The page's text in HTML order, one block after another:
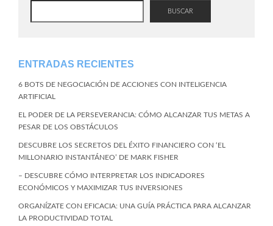
BUSCAR
ENTRADAS RECIENTES
6 BOTS DE NEGOCIACIÓN DE ACCIONES CON INTELIGENCIA
ARTIFICIAL
EL PODER DE LA PERSEVERANCIA: CÓMO ALCANZAR TUS METAS A
PESAR DE LOS OBSTÁCULOS
DESCUBRE LOS SECRETOS DEL ÉXITO FINANCIERO CON ‘EL
MILLONARIO INSTANTÁNEO’ DE MARK FISHER
– DESCUBRE CÓMO INTERPRETAR LOS INDICADORES
ECONÓMICOS Y MAXIMIZAR TUS INVERSIONES
ORGANÍZATE CON EFICACIA: UNA GUÍA PRÁCTICA PARA ALCANZAR
LA PRODUCTIVIDAD TOTAL